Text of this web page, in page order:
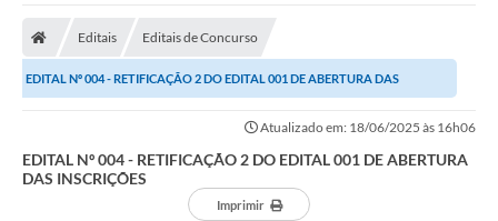
Editais Editais de Concurso
EDITAL Nº 004 - RETIFICAÇÃO 2 DO EDITAL 001 DE ABERTURA DAS
Atualizado em: 18/06/2025 às 16h06
EDITAL Nº 004 - RETIFICAÇÃO 2 DO EDITAL 001 DE ABERTURA
DAS INSCRIÇÕES
Imprimir